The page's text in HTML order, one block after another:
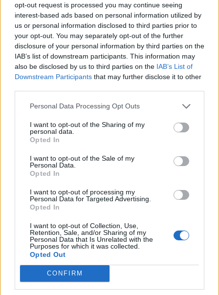
opt-out request is processed you may continue seeing
interest-based ads based on personal information utilized by
us or personal information disclosed to third parties prior to
your opt-out. You may separately opt-out of the further
disclosure of your personal information by third parties on the
IAB’s list of downstream participants. This information may
also be disclosed by us to third parties on the IAB’s List of
Downstream Participants that may further disclose it to other
Personal Data Processing Opt Outs
I want to opt-out of the Sharing of my
personal data.
Opted In
I want to opt-out of the Sale of my
Personal Data.
Opted In
I want to opt-out of processing my
Personal Data for Targeted Advertising.
Opted In
I want to opt-out of Collection, Use,
Retention, Sale, and/or Sharing of my
Personal Data that Is Unrelated with the
Purposes for which it was collected.
Opted Out
CONFIRM
Ti sei
perso le
NOTIZIE
di cui tutti
parlano ?
Commenti
Accedi o
L'email è richiesta ma non verrà mostrata ai visitatori. Il contenuto di questo
commento esprime il pensiero dell'autore e non rappresenta la linea editoriale
di VareseNews.it, che rimane autonoma e indipendente. I messaggi inclusi nei
che includano uno o più link a siti esterni verranno rimossi in automatico dal